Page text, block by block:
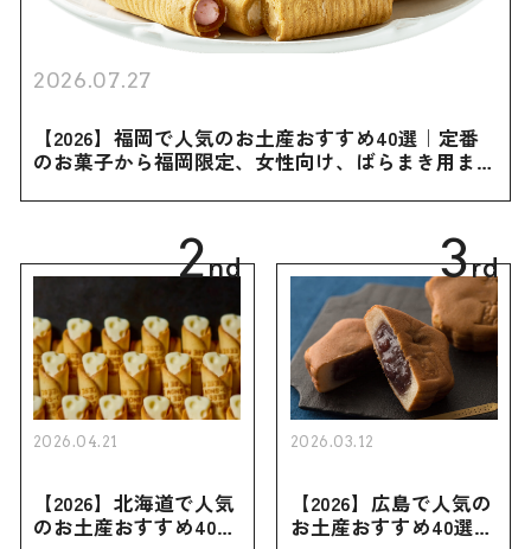
2026.07.27
【2026】福岡で人気のお土産おすすめ40選｜定番
のお菓子から福岡限定、女性向け、ばらまき用まで
2nd
2026.04.21
【2026】北海道で人気
のお土産おすすめ40選
3rd
2026.03.12
【2026】広島で人気の
お土産おすすめ40選｜